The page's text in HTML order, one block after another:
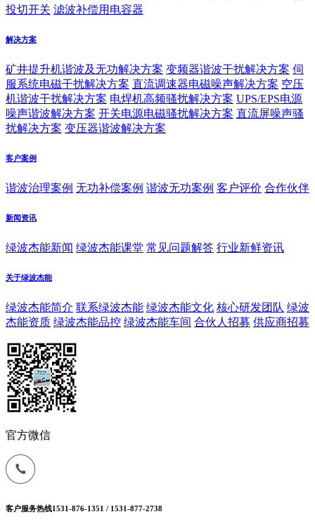
投切开关 滤波补偿用电容器
解决方案
矿井提升机谐波及无功解决方案 变频器谐波干扰解决方案 伺
服系统电磁干扰解决方案 直流调速器电磁噪声解决方案 空压
机谐波干扰解决方案 电焊机高频骚扰解决方案 UPS/EPS电源
噪声谐波解决方案 开关电源电磁骚扰解决方案 直流屏噪声骚
扰解决方案 变压器谐波解决方案
客户案例
谐波治理案例 无功补偿案例 谐波无功案例 客户评价 合作伙伴
新闻资讯
绿波杰能新闻 绿波杰能课堂 常见问题解答 行业新鲜资讯
关于绿波杰能
绿波杰能简介 联系绿波杰能 绿波杰能文化 核心研发团队 绿波
杰能资质 绿波杰能品控 绿波杰能车间 合伙人招募 供应商招募
官方微信
客户服务热线1531-876-1351 / 1531-877-2738